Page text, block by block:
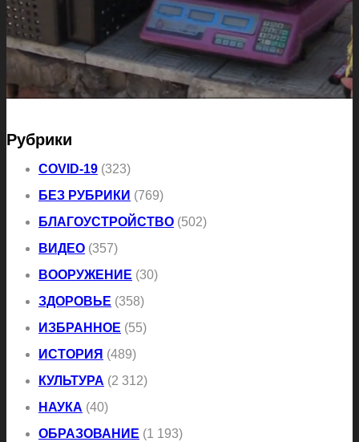
Рубрики
COVID-19 (323)
БЕЗ РУБРИКИ (769)
БЛАГОУСТРОЙСТВО (502)
ВИДЕО (357)
ВООРУЖЕНИЕ (30)
ЗДОРОВЬЕ (358)
ИЗБРАННОЕ (55)
ИСТОРИЯ (489)
КУЛЬТУРА (2 312)
НАУКА (40)
ОБРАЗОВАНИЕ (1 193)